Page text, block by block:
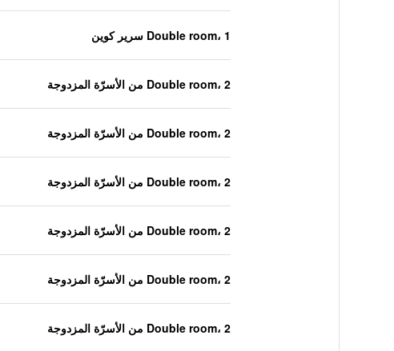
Double room، 1 سرير كوين
Double room، 2 من الأسرّة المزدوجة
Double room، 2 من الأسرّة المزدوجة
Double room، 2 من الأسرّة المزدوجة
Double room، 2 من الأسرّة المزدوجة
Double room، 2 من الأسرّة المزدوجة
Double room، 2 من الأسرّة المزدوجة